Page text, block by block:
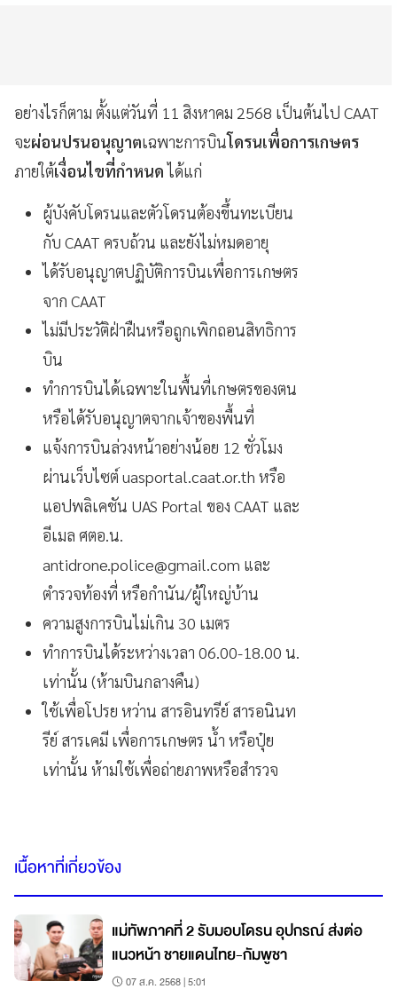
อย่างไรก็ตาม ตั้งแต่วันที่ 11 สิงหาคม 2568 เป็นต้นไป CAAT
จะผ่อนปรนอนุญาตเฉพาะการบินโดรนเพื่อการเกษตร
ภายใต้เงื่อนไขที่กำหนดได้แก่
ผู้บังคับโดรนและตัวโดรนต้องขึ้นทะเบียน
กับ CAAT ครบถ้วน และยังไม่หมดอายุ
ได้รับอนุญาตปฏิบัติการบินเพื่อการเกษตร
จาก CAAT
ไม่มีประวัติฝ่าฝืนหรือถูกเพิกถอนสิทธิการ
บิน
ทำการบินได้เฉพาะในพื้นที่เกษตรของตน
หรือได้รับอนุญาตจากเจ้าของพื้นที่
แจ้งการบินล่วงหน้าอย่างน้อย 12 ชั่วโมง
ผ่านเว็บไซต์ uasportal.caat.or.th หรือ
แอปพลิเคชัน UAS Portal ของ CAAT และ
อีเมล ศตอ.น.
antidrone.police@gmail.com และ
ตำรวจท้องที่ หรือกำนัน/ผู้ใหญ่บ้าน
ความสูงการบินไม่เกิน 30 เมตร
ทำการบินได้ระหว่างเวลา 06.00-18.00 น.
เท่านั้น (ห้ามบินกลางคืน)
ใช้เพื่อโปรย หว่าน สารอินทรีย์ สารอนินท
รีย์ สารเคมี เพื่อการเกษตร น้ำ หรือปุ๋ย
เท่านั้น ห้ามใช้เพื่อถ่ายภาพหรือสำรวจ
เนื้อหาที่เกี่ยวข้อง
แม่ทัพภาคที่ 2 รับมอบโดรน อุปกรณ์ ส่งต่อ
แนวหน้า ชายแดนไทย-กัมพูชา
07 ส.ค. 2568 | 5:01